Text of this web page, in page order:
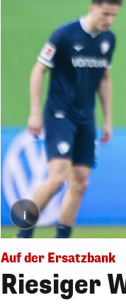
i
Auf der Ersatzbank
Riesiger